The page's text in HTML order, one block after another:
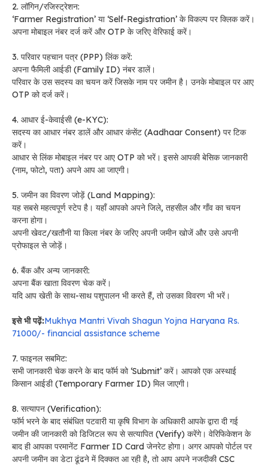
2. लॉगिन/रजिस्ट्रेशन:
‘Farmer Registration’ या ‘Self-Registration’ के विकल्प पर क्लिक करें।
अपना मोबाइल नंबर दर्ज करें और OTP के जरिए वेरिफाई करें।
3. परिवार पहचान पत्र (PPP) लिंक करें:
अपना फैमिली आईडी (Family ID) नंबर डालें।
परिवार के उस सदस्य का चयन करें जिसके नाम पर जमीन है। उनके मोबाइल पर आए
OTP को दर्ज करें।
4. आधार ई-केवाईसी (e-KYC):
सदस्य का आधार नंबर डालें और आधार कंसेंट (Aadhaar Consent) पर टिक
करें।
आधार से लिंक मोबाइल नंबर पर आए OTP को भरें। इससे आपकी बेसिक जानकारी
(नाम, फोटो, पता) अपने आप आ जाएगी।
5. जमीन का विवरण जोड़ें (Land Mapping):
यह सबसे महत्वपूर्ण स्टेप है। यहाँ आपको अपने जिले, तहसील और गाँव का चयन
करना होगा।
अपनी खेवट/खतौनी या किला नंबर के जरिए अपनी जमीन खोजें और उसे अपनी
प्रोफाइल से जोड़ें।
6. बैंक और अन्य जानकारी:
अपना बैंक खाता विवरण चेक करें।
यदि आप खेती के साथ-साथ पशुपालन भी करते हैं, तो उसका विवरण भी भरें।
इसे भी पढ़ें:Mukhya Mantri Vivah Shagun Yojna Haryana Rs.
71000/- financial assistance scheme
7. फाइनल सबमिट:
सभी जानकारी चेक करने के बाद फॉर्म को ‘Submit’ करें। आपको एक अस्थाई
किसान आईडी (Temporary Farmer ID) मिल जाएगी।
8. सत्यापन (Verification):
फॉर्म भरने के बाद संबंधित पटवारी या कृषि विभाग के अधिकारी आपके द्वारा दी गई
जमीन की जानकारी को डिजिटल रूप से सत्यापित (Verify) करेंगे। वेरिफिकेशन के
बाद ही आपका परमानेंट Farmer ID Card जेनरेट होगा। अगर आपको पोर्टल पर
अपनी जमीन का डेटा ढूंढने में दिक्कत आ रही है, तो आप अपने नजदीकी CSC